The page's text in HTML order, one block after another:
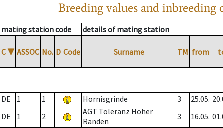
Breeding values and
mating station code details of mating station
C ▼ ASSOC No. D Code Surname TM from
DE
1 1 Hornisgrinde 3 25.05.
DE
1 2
AGT Toleranz Hoher
Randen
3 16.05.